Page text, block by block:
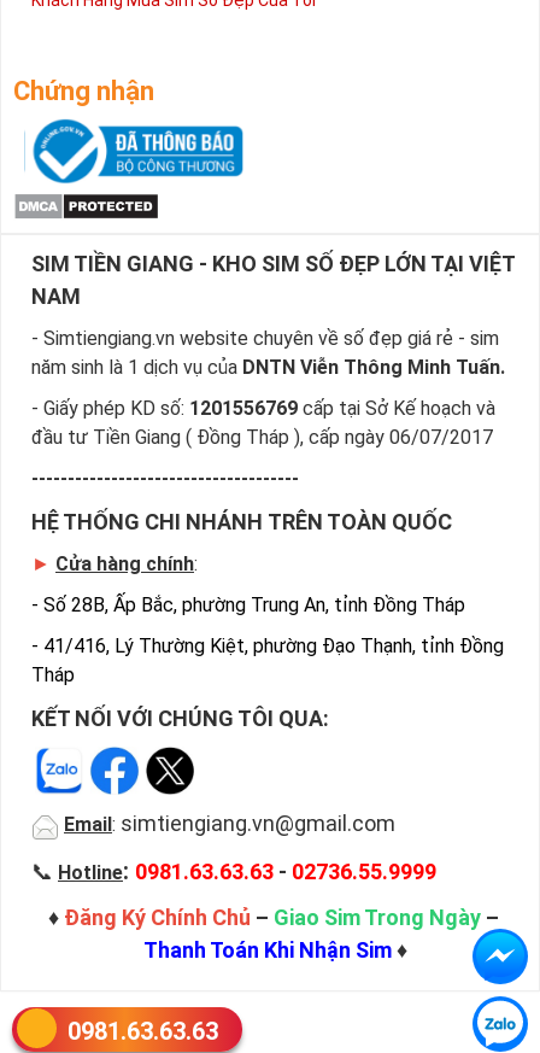
Chứng nhận
SIM TIỀN GIANG - KHO SIM SỐ ĐẸP LỚN TẠI VIỆT
NAM
- Simtiengiang.vn website chuyên về số đẹp giá rẻ - sim
năm sinh là 1 dịch vụ của DNTN Viễn Thông Minh Tuấn.
- Giấy phép KD số: 1201556769 cấp tại Sở Kế hoạch và
đầu tư Tiền Giang ( Đồng Tháp ), cấp ngày 06/07/2017
-------------------------------------
HỆ THỐNG CHI NHÁNH TRÊN TOÀN QUỐC
► Cửa hàng chính:
- Số 28B, Ấp Bắc, phường Trung An, tỉnh Đồng Tháp
- 41/416, Lý Thường Kiệt, phường Đạo Thạnh, tỉnh Đồng
Tháp
KẾT NỐI VỚI CHÚNG TÔI QUA:
Email : simtiengiang.vn@gmail.com
📞 Hotline: 0981.63.63.63 - 02736.55.9999
♦ Đăng Ký Chính Chủ – Giao Sim Trong Ngày –
Thanh Toán Khi Nhận Sim♦
0981.63.63.63